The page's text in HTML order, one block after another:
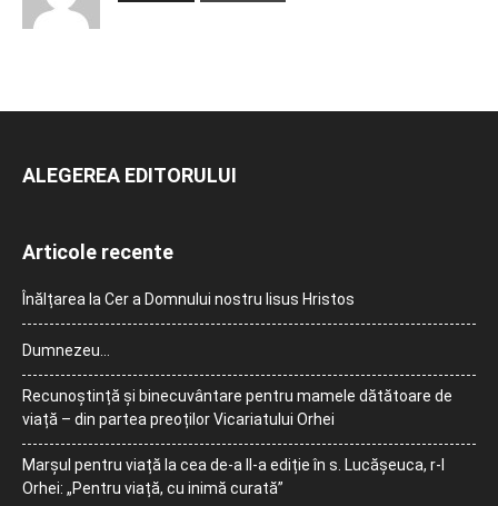
ALEGEREA EDITORULUI
Articole recente
Înălțarea la Cer a Domnului nostru Iisus Hristos
Dumnezeu…
Recunoștință și binecuvântare pentru mamele dătătoare de
viață – din partea preoților Vicariatului Orhei
Marșul pentru viață la cea de-a II-a ediție în s. Lucășeuca, r-l
Orhei: „Pentru viață, cu inimă curată”